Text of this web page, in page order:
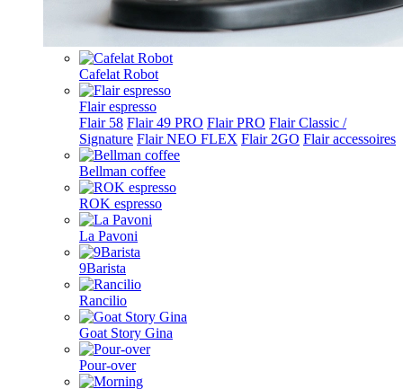
Cafelat Robot
Flair espresso
Flair 58 Flair 49 PRO Flair PRO Flair Classic /
Signature Flair NEO FLEX Flair 2GO Flair accessoires
Bellman coffee
ROK espresso
La Pavoni
9Barista
Rancilio
Goat Story Gina
Pour-over